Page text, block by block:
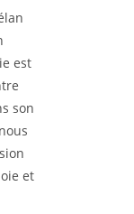
est
son
et